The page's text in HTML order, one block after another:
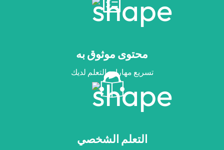
محتوى موثوق به
تسريع مهارات التعلم لديك
التعلم الشخصي